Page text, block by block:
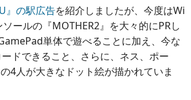
』の駅広告を紹介しましたが、今度はWi
ールの『MOTHER2』を大々的にPRし
単体で遊べることに加え、今な
ドできること、さらに、ネス、ポー
4人が大きなドット絵が描かれていま